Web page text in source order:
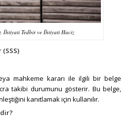
İhtiyati Tedbir ve İhtiyati Haciz
mahkeme kararı ile ilgili bir belge
takibi durumunu gösterir. Bu belge,
kanıtlamak için kullanılır.